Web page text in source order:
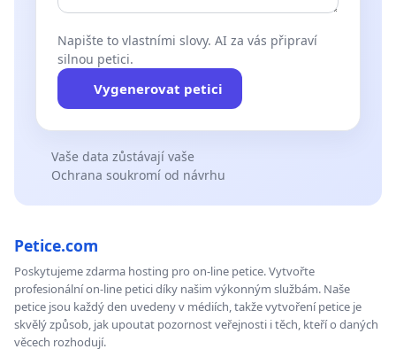
Napište to vlastními slovy. AI za vás připraví
silnou petici.
Vygenerovat petici
Vaše data zůstávají vaše
Ochrana soukromí od návrhu
Petice.com
Poskytujeme zdarma hosting pro on-line petice. Vytvořte
profesionální on-line petici díky našim výkonným službám. Naše
petice jsou každý den uvedeny v médiích, takže vytvoření petice je
skvělý způsob, jak upoutat pozornost veřejnosti i těch, kteří o daných
věcech rozhodují.